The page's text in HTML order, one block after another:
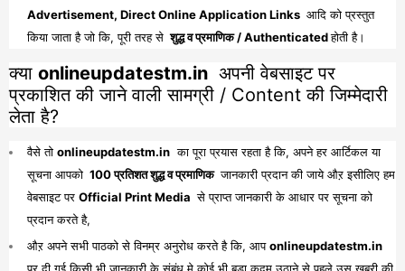
Advertisement, Direct Online Application Links आदि को प्रस्तुत
किया जाता है जो कि, पूरी तरह से शुद्ध व प्रमाणिक / Authenticatedहोती है।
क्या onlineupdatestm.in अपनी वेबसाइट पर
प्रकाशित की जाने वाली सामग्री / Content की जिम्मेदारी
लेता है?
वैसे तो onlineupdatestm.in का पूरा प्रयास रहता है कि, अपने हर आर्टिकल या
सूचना आपको 100 प्रतिशत शुद्ध व प्रमाणिक जानकारी प्रदान की जाये औऱ इसीलिए हम
वेबसाइट पर Official Print Media से प्राप्त जानकारी के आधार पर सूचना को
प्रदान करते है,
औऱ अपने सभी पाठको से विनम्र अनुरोध करते है कि, आपonlineupdatestm.in